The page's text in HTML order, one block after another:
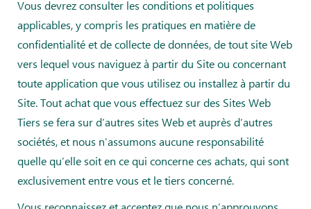
Vous devrez consulter les conditions et politiques
applicables, y compris les pratiques en matière de
confidentialité et de collecte de données, de tout site Web
vers lequel vous naviguez à partir du Site ou concernant
toute application que vous utilisez ou installez à partir du
Site. Tout achat que vous effectuez sur des Sites Web
Tiers se fera sur d’autres sites Web et auprès d’autres
sociétés, et nous n’assumons aucune responsabilité
quelle qu’elle soit en ce qui concerne ces achats, qui sont
exclusivement entre vous et le tiers concerné.